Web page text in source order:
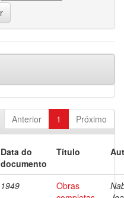
Anterior 1 Próximo
Data do
documento
Título
1949
Obras